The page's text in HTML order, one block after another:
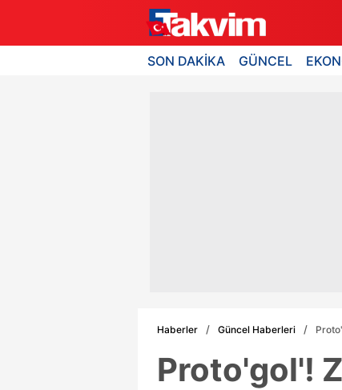
SON DAKİKA GÜNCEL
Haberler Güncel Haberleri
Proto'gol'!